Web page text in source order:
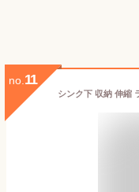
no. 11